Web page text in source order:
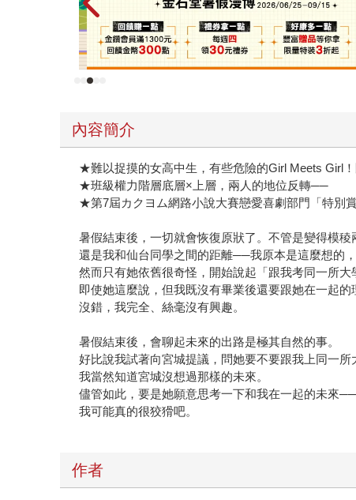
內容簡介
★難以捉摸的女高中生，有些危險的Girl Meets Girl！
★班級權力階層底層×上層，兩人的地位反轉──
★第7屆カクヨム網路小說大賽戀愛喜劇部門「特別
暑假結束後，一切就會恢復原狀了。不管是變得模稜
還是我和仙台同學之間的距離──我原本是這麼想的，
然而只有她依舊很奇怪，開始說起「跟我考同一所大
即使她這麼說，但我既沒有畢業後還要跟她在一起的
沒錯，我完全、絲毫沒有興趣。
暑假結束後，會聊起未來的出路是極其自然的事。
好比說我試著向宮城提議，問她要不要跟我上同一所
我當然知道宮城沒想過那樣的未來。
儘管如此，要是她願意思考一下和我在一起的未來──
我可能真的很狡猾吧。
作者